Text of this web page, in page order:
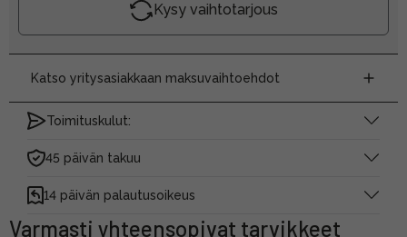
Kysy vaihtotarjous
Katso yritysasiakkaan maksuvaihtoehdot
Toimituskulut:
45 päivän takuu
14 päivän palautusoikeus
Varmasti yhteensopivat tarvikkeet